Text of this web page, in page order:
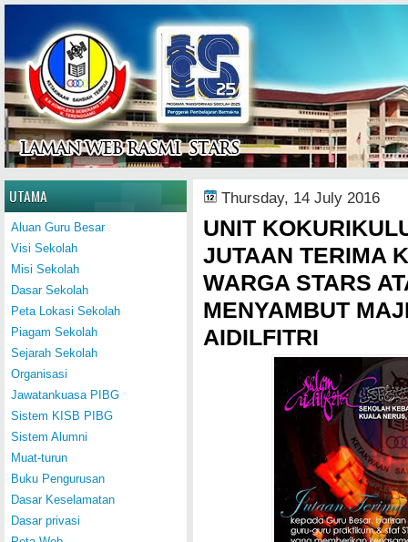
Home
Thursday, 14 July 2016
UNIT
JUTAAN TERIMA
WARGA STARS
MENYAMBUT
AIDILFITRI
UTAMA
Aluan Guru Besar
Visi Sekolah
Misi Sekolah
Dasar Sekolah
Peta Lokasi Sekolah
Piagam Sekolah
Sejarah Sekolah
Organisasi
Jawatankuasa PIBG
Sistem KISB PIBG
Sistem Alumni
Muat-turun
Buku Pengurusan
Dasar Keselamatan
Dasar privasi